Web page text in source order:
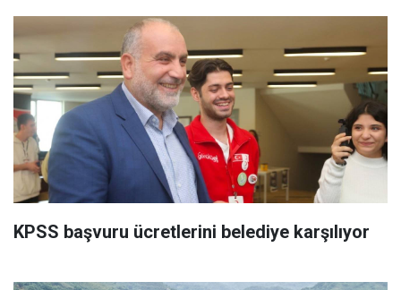
KPSS başvuru ücretlerini belediye karşılıyor